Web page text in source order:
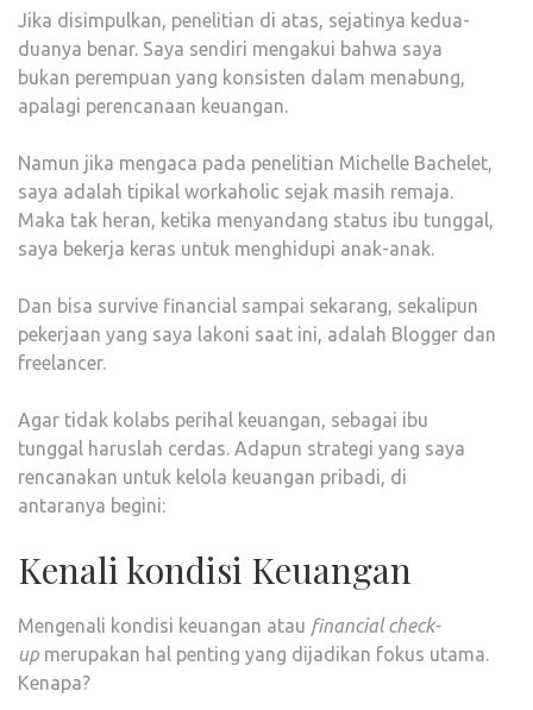
Jika disimpulkan, penelitian di atas, sejatinya kedua-
duanya benar. Saya sendiri mengakui bahwa saya
bukan perempuan yang konsisten dalam menabung,
apalagi perencanaan keuangan.
Namun jika mengaca pada penelitian Michelle Bachelet,
saya adalah tipikal workaholic sejak masih remaja.
Maka tak heran, ketika menyandang status ibu tunggal,
saya bekerja keras untuk menghidupi anak-anak.
Dan bisa survive financial sampai sekarang, sekalipun
pekerjaan yang saya lakoni saat ini, adalah Blogger dan
freelancer.
Agar tidak kolabs perihal keuangan, sebagai ibu
tunggal haruslah cerdas. Adapun strategi yang saya
rencanakan untuk kelola keuangan pribadi, di
antaranya begini:
Kenali kondisi Keuangan
Mengenali kondisi keuangan atau financial check-
up merupakan hal penting yang dijadikan fokus utama.
Kenapa?